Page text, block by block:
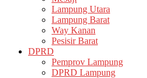
Lampung Utara
Lampung Barat
Way Kanan
Pesisir Barat
DPRD
Pemprov Lampung
DPRD Lampung